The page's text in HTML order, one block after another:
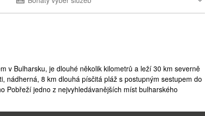
v Bulharsku, je dlouhé několik kilometrů a leží 30 km severně
nádherná, 8 km dlouhá písčitá pláž s postupným sestupem do
Pobřeží jedno z nejvyhledávanějších míst bulharského
s okolními městy pravidelná autobusová doprava.
dovolené se spoustou lákadel pro děti. Na své si přijdou